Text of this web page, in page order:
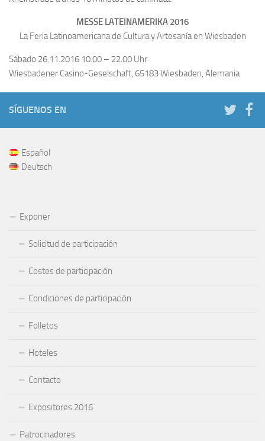
MESSE LATEINAMERIKA 2016
La Feria Latinoamericana de Cultura y Artesanía en Wiesbaden
Sábado 26.11.2016 10.00 – 22.00 Uhr
Wiesbadener Casino-Geselschaft, 65183 Wiesbaden, Alemania
SÍGUENOS EN
Español
Deutsch
Exponer
Solicitud de participación
Costes de participación
Condiciones de participación
Folletos
Hoteles
Contacto
Expositores 2016
Patrocinadores